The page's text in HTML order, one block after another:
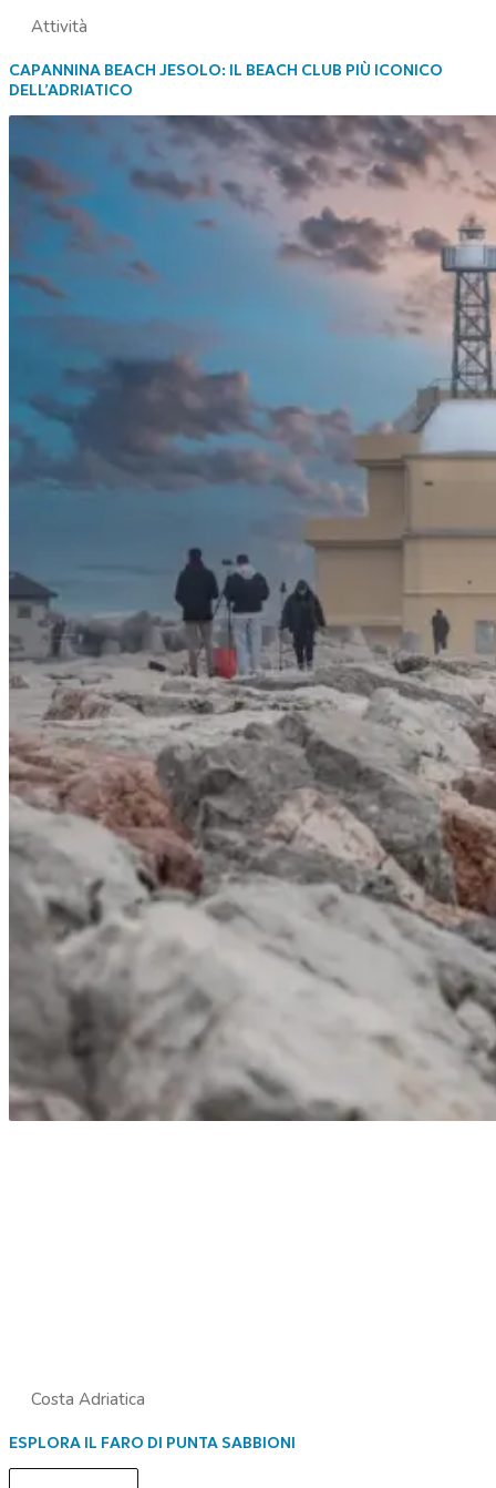
Attività
CAPANNINA BEACH JESOLO: IL BEACH CLUB PIÙ ICONICO
DELL’ADRIATICO
Costa Adriatica
ESPLORA IL FARO DI PUNTA SABBIONI